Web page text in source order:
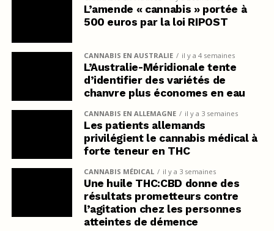
L’amende « cannabis » portée à
500 euros par la loi RIPOST
CANNABIS EN AUSTRALIE il y a 4 semaines
L’Australie-Méridionale tente
d’identifier des variétés de
chanvre plus économes en eau
CANNABIS EN ALLEMAGNE il y a 3 semaines
Les patients allemands
privilégient le cannabis médical à
forte teneur en THC
CANNABIS MÉDICAL il y a 3 semaines
Une huile THC:CBD donne des
résultats prometteurs contre
l’agitation chez les personnes
atteintes de démence